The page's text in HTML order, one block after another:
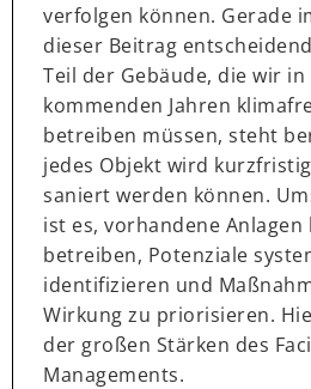
verfolgen können. Gerade
dieser Beitrag
Teil der Gebäude, die wir in
kommenden Jahren
betreiben müssen, steht
jedes Objekt wird
saniert werden können.
ist es, vorhandene Anlagen
betreiben, Potenziale
identifizieren und
Wirkung zu priorisieren.
der großen Stärken des
Managements.